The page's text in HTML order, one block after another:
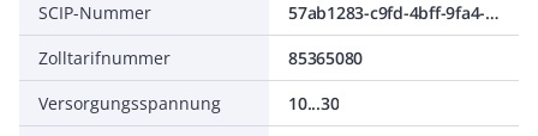
SCIP-Nummer
57ab1283-c9fd-4bff-9fa4-301bb6322e1c
Zolltarifnummer
85365080
Versorgungsspannung
10...30